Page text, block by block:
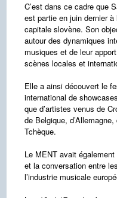
C’est dans ce cadre que
est partie en juin dernier
capitale slovène. Son
autour des dynamiques
musiques et de leur
scènes locales et
Elle a ainsi découvert le
international de
que d’artistes venus de
de Belgique,
Tchèque.
Le MENT avait
et la conversation entre
l’industrie musicale